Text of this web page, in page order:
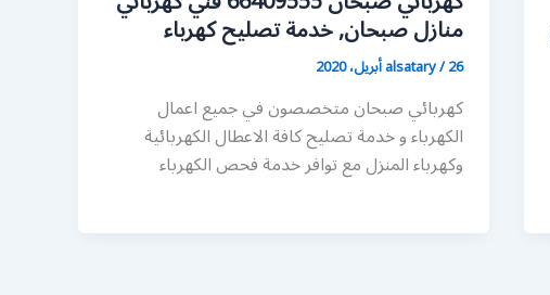
منازل صبحان, خدمة تصليح كهرباء
alsatary/26 أبريل، 2020
كهربائي صبحان متخصصون في جميع اعمال
الكهرباء و خدمة تصليح كافة الاعطال الكهربائية
وكهرباء المنزل مع توافر خدمة فحص الكهرباء